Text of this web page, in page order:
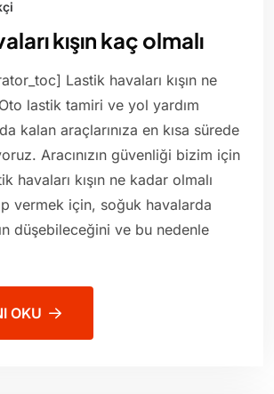
kışın kaç olmalı
Lastik havaları kışın ne
lastik tamiri ve yol yardım
kalan araçlarınıza en kısa sürede
Aracınızın güvenliği bizim için
havaları kışın ne kadar olmalı
vermek için, soğuk havalarda
düşebileceğini ve bu nedenle
OKU